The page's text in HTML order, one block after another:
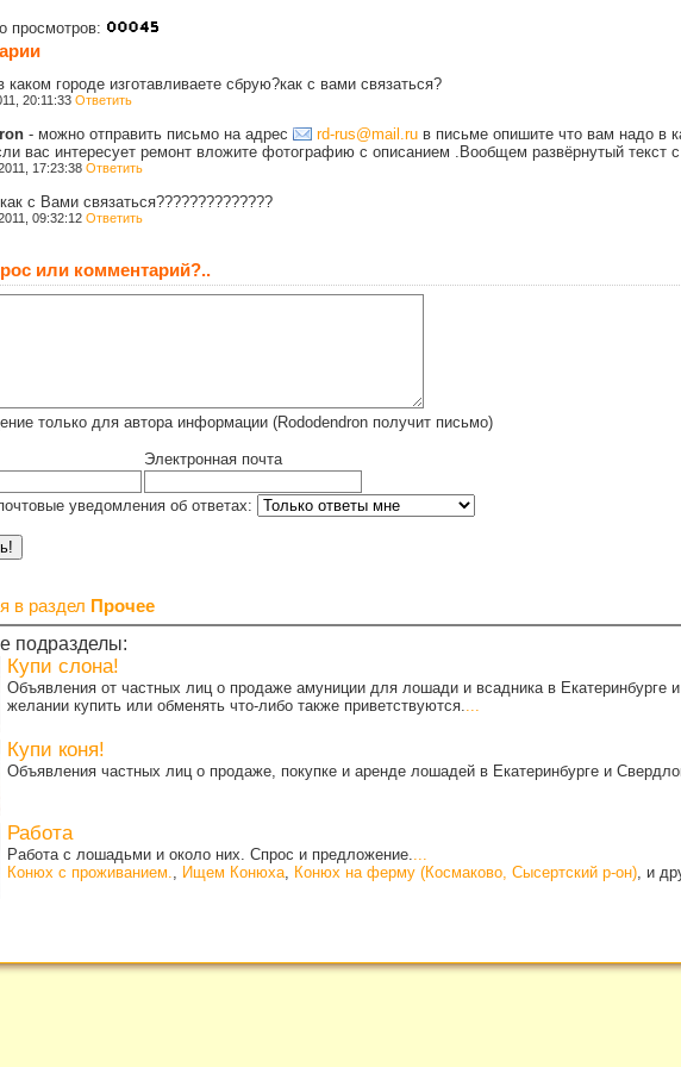
просмотров:
каком городе изготавливаете сбрую?как с вами связаться?
20:11:33 Ответить
- можно отправить письмо на адрес rd-rus@mail.ru в письме опишите что вам надо в
вас интересует ремонт вложите фотографию с описанием .Вообщем развёрнутый текст
17:23:38 Ответить
с Вами связаться??????????????
09:32:12 Ответить
или комментарий?..
только для автора информации (Rododendron получит письмо)
Электронная почта
уведомления об ответах:
в раздел Прочее
подразделы:
Купи слона!
Объявления от частных лиц о продаже амуниции для лошади и всадника в Екатеринбурге
желании купить или обменять что-либо также приветствуются....
Купи коня!
Объявления частных лиц о продаже, покупке и аренде лошадей в Екатеринбурге и
Работа
Работа с лошадьми и около них. Спрос и предложение....
Конюх с проживанием., Ищем Конюха, Конюх на ферму (Космаково, Сысертский р-он), и